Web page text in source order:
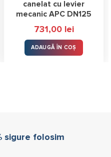
canelat cu levier
mecanic APC DN125
731,00 lei
ADAUGĂ ÎN COȘ
sigure folosim